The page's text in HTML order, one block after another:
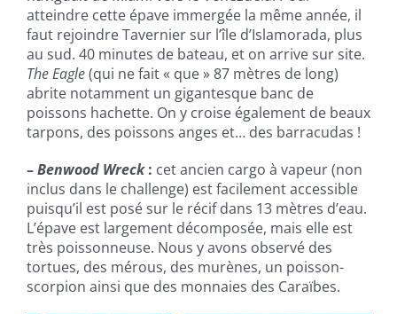
atteindre cette épave immergée la même année, il
faut rejoindre Tavernier sur l’île d’Islamorada, plus
au sud. 40 minutes de bateau, et on arrive sur site.
The Eagle(qui ne fait « que » 87 mètres de long)
abrite notamment un gigantesque banc de
poissons hachette. On y croise également de beaux
tarpons, des poissons anges et… des barracudas !
–Benwood Wreck: cet ancien cargo à vapeur (non
inclus dans le challenge) est facilement accessible
puisqu’il est posé sur le récif dans 13 mètres d’eau.
L’épave est largement décomposée, mais elle est
très poissonneuse. Nous y avons observé des
tortues, des mérous, des murènes, un poisson-
scorpion ainsi que des monnaies des Caraïbes.